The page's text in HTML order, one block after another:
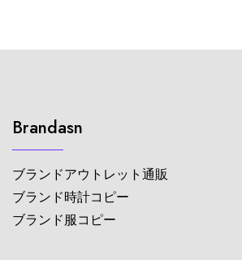
Brandasn
ブランドアウトレット通販
ブランド時計コピー
ブランド服コピー